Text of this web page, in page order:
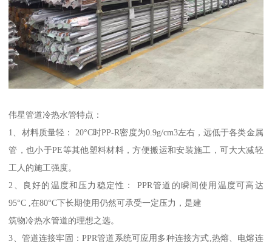
伟星管道冷热水管特点：
1、材料质量轻： 20°C时PP-R密度为0.9g/cm3左右，远低于各类金属
管，也小于PE等其他塑料材料，方便搬运和安装施工，可大大减轻
工人的施工强度。
2、良好的温度和压力稳定性： PPR管道的瞬间使用温度可高达
95°C ,在80°C下长期使用仍然可承受一定压力，是建
筑物冷热水管道的理想之选。
3、管道连接牢固：PPR管道系统可应用多种连接方式,热熔、电熔连